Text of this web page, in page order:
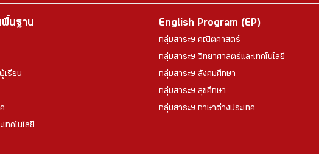
พื้นฐาน
เรียน
ทคโนโลยี
English Program (EP)
กลุ่มสาระฯ คณิตศาสตร์
กลุ่มสาระฯ วิทยาศาสตร์และเทคโนโลยี
กลุ่มสาระฯ สังคมศึกษา
กลุ่มสาระฯ สุขศึกษา
กลุ่มสาระฯ ภาษาต่างประเทศ